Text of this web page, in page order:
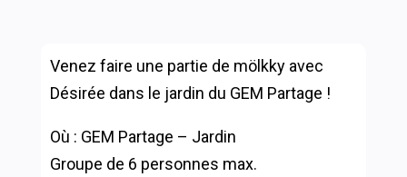
Venez faire une partie de mölkky avec
Désirée dans le jardin du GEM Partage !
Où : GEM Partage – Jardin
Groupe de 6 personnes max.